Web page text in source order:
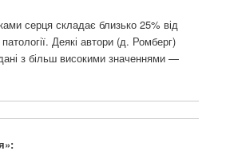
серця складає близько 25% від
Деякі автори (д. Ромберг)
з більш високими значеннями —